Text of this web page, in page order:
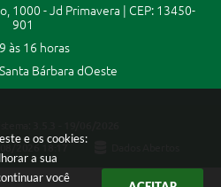
e os cookies:
a sua
você
1000 - Jd Primavera | CEP: 13450-
901
às 16 horas
Bárbara dOeste